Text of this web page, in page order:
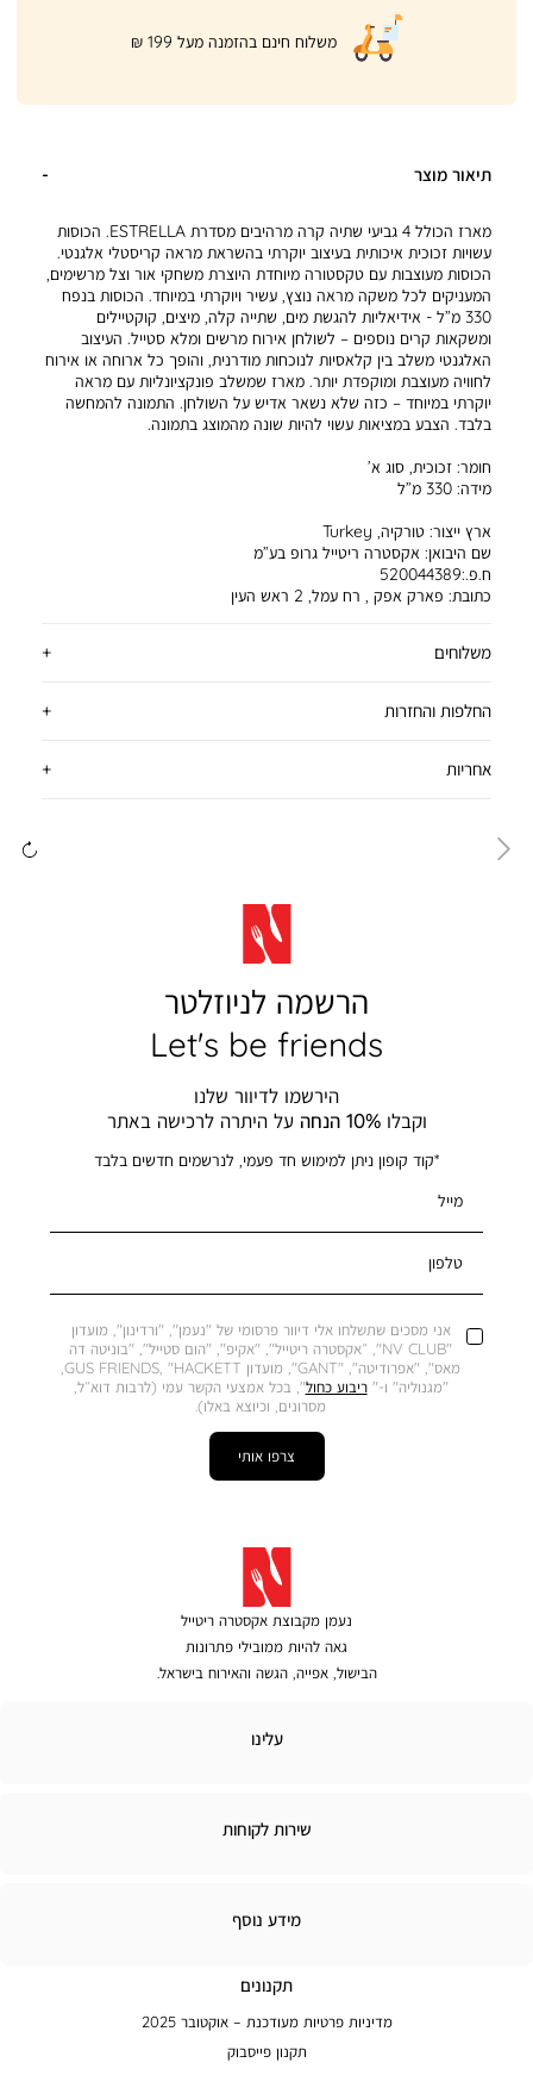
|
product
page
banner
משלוח חינם בהזמנה מעל 199 ₪
תיאור מוצר
משלוחים
החלפות והחזרות
אחריות
מארז הכולל 4 גביעי שתיה קרה מרהיבים מסדרת ESTRELLA. הכוסות
עשויות זכוכית איכותית בעיצוב יוקרתי בהשראת מראה קריסטלי אלגנטי.
הכוסות מעוצבות עם טקסטורה מיוחדת היוצרת משחקי אור וצל מרשימים,
המעניקים לכל משקה מראה נוצץ, עשיר ויוקרתי במיוחד. הכוסות בנפח
330 מ”ל - אידיאליות להגשת מים, שתייה קלה, מיצים, קוקטיילים
ומשקאות קרים נוספים – לשולחן אירוח מרשים ומלא סטייל. העיצוב
האלגנטי משלב בין קלאסיות לנוכחות מודרנית, והופך כל ארוחה או אירוח
לחוויה מעוצבת ומוקפדת יותר. מארז שמשלב פונקציונליות עם מראה
יוקרתי במיוחד – כזה שלא נשאר אדיש על השולחן. התמונה להמחשה
בלבד. הצבע במציאות עשוי להיות שונה מהמוצג בתמונה.
חומר: זכוכית, סוג א’
מידה: 330 מ”ל
ארץ ייצור: טורקיה, Turkey
שם היבואן: אקסטרה ריטייל גרופ בע”מ
ח.פ.:520044389
כתובת: פארק אפק , רח עמל, 2 ראש העין
הרשמה לניוזלטר
Let's be friends
הירשמו לדיוור שלנו
וקבלו10% הנחה על היתרה לרכישה באתר
*קוד קופון ניתן למימוש חד פעמי, לנרשמים חדשים בלבד
מייל
טלפון
אני מסכים שתשלחו אלי דיוור פרסומי של "נעמן", "ורדינון", מועדון
"NV CLUB", ״אקסטרה ריטייל", "אקיפ", "הום סטייל", "בוניטה דה
מאס", "אפרודיטה", "GANT", מועדון GUS FRIENDS, "HACKETT,
"מגנוליה" ו-" ריבוע כחול", בכל אמצעי הקשר עמי (לרבות דוא״ל,
מסרונים, וכיוצא באלו).
צרפו אותי
נעמן מקבוצת אקסטרה ריטייל
גאה להיות ממובילי פתרונות
הבישול, אפייה, הגשה והאירוח בישראל.
עלינו
שירות לקוחות
מידע
מידע נוסף
תקנונים
מדיניות פרטיות מעודכנת – אוקטובר 2025
תקנון פייסבוק